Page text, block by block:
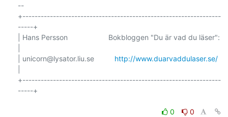
--
+-----------------------------------------------------------------
-----+
| Hans Persson                    Bokbloggen "Du är vad du läser":
| unicorn@lysator.liu.se http://www.duarvaddulaser.se/
+-----------------------------------------------------------------
-----+
0
0